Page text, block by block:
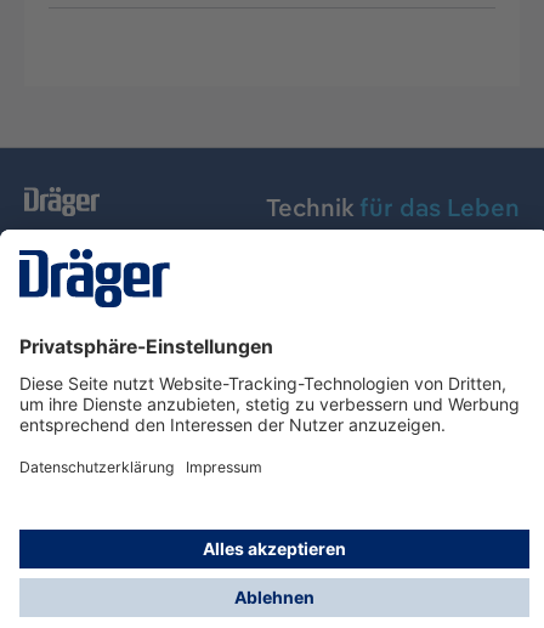
Technik für das Leben
Dräger Austria GmbH
Über Dräger
Informationen
© Dräger Austria GmbH, 2024
* Alle Preise exkl. gesetzl. Mehrwertsteuer zzgl.
Versandkosten und ggf. Nachnahmegebühren, wenn